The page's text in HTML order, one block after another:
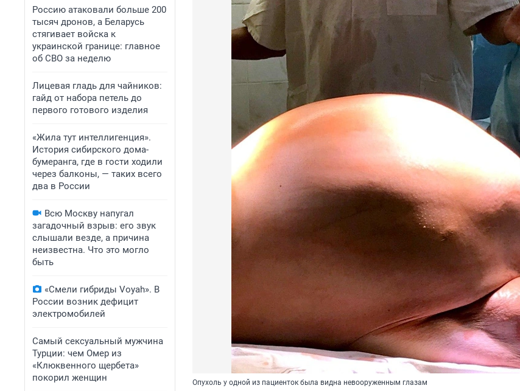
Россию атаковали больше 200
тысяч дронов, а Беларусь
стягивает войска к
украинской границе: главное
об СВО за неделю
Лицевая гладь для чайников:
гайд от набора петель до
первого готового изделия
«Жила тут интеллигенция».
История сибирского дома-
бумеранга, где в гости ходили
через балконы, — таких всего
два в России
Всю Москву напугал
загадочный взрыв: его звук
слышали везде, а причина
неизвестна. Что это могло
быть
«Смели гибриды Voyah». В
России возник дефицит
электромобилей
Самый сексуальный мужчина
Турции: чем Омер из
«Клюквенного щербета»
покорил женщин
Опухоль у одной из пациенток была видна невооруженным глазам